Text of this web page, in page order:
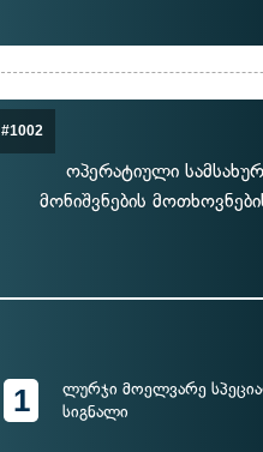
#1002
ოპერატიული
მონიშვნების
1
ლურჯი მოელვარე
სიგნალი